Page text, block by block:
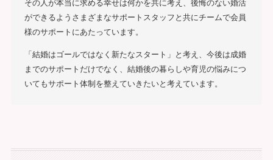
その人が本当に求める幸せは何かを共に考え、後悔のない婚活
ができるようさまざまなサポートスタッフと共にチームで会員
様のサポートにあたっています。
「結婚はゴールではなく新たなスタート」と考え、今後は成婚
までのサポートだけでなく、結婚後の暮らしや育児の悩みにつ
いてもサポート体制を整えていきたいと考えています。